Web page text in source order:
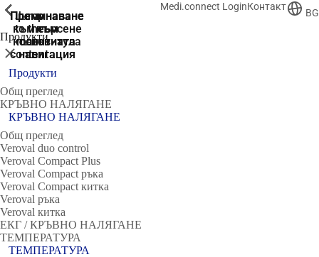
Преминаване
към търсене
Преминаване
към
основната
навигация
Преминаване
към
основната
навигация
Jump
to the
main
content
Преминаване
към
колонтитула
Medi.connect LoginКонтакт
BG
Продукти
ShowPrevious
Затвори
Продукти
Общ преглед
КРЪВНО НАЛЯГАНЕ
ShowPrevious
КРЪВНО НАЛЯГАНЕ
Общ преглед
Veroval duo control
Veroval Compact Plus
Veroval Compact ръка
Veroval Compact китка
Veroval ръка
Veroval китка
ЕКГ / КРЪВНО НАЛЯГАНЕ
ТЕМПЕРАТУРА
ShowPrevious
ТЕМПЕРАТУРА
ShowPrevious
ShowPrevious
ShowPrevious
ShowPrevious
ShowPrevious